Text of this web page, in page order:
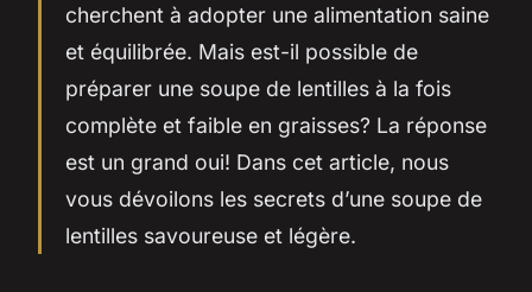
cherchent à adopter une alimentation saine
et équilibrée. Mais est-il possible de
préparer une soupe de lentilles à la fois
complète et faible en graisses? La réponse
est un grand oui! Dans cet article, nous
vous dévoilons les secrets d’une soupe de
lentilles savoureuse et légère.